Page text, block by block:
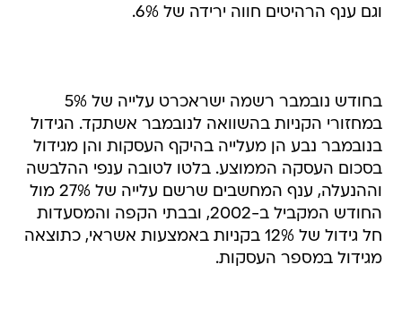
וגם ענף הרהיטים חווה ירידה של 6%.
בחודש נובמבר רשמה ישראכרט עלייה של 5%
במחזורי הקניות בהשוואה לנובמבר אשתקד. הגידול
בנובמבר נבע הן מעלייה בהיקף העסקות והן מגידול
בסכום העסקה הממוצע. בלטו לטובה ענפי ההלבשה
וההנעלה, ענף המחשבים שרשם עלייה של 27% מול
החודש המקביל ב-2002, ובבתי הקפה והמסעדות
חל גידול של 12% בקניות באמצעות אשראי, כתוצאה
מגידול במספר העסקות.